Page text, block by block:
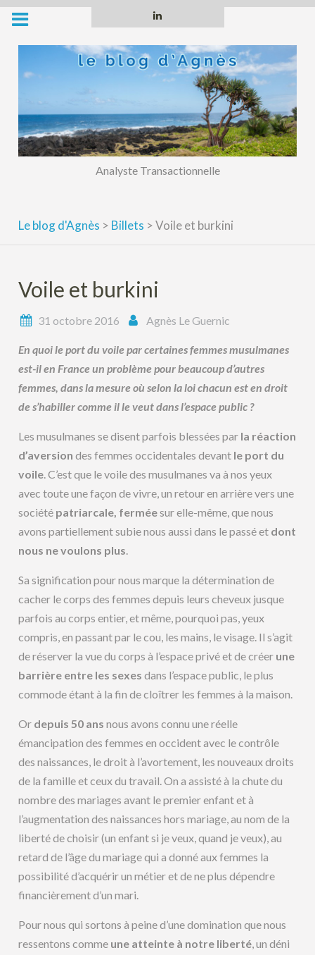
Skip
content
Analyste Transactionnelle
Le blog d'Agnès > Billets >Voile et burkini
Voile et burkini
31 octobre 2016 Agnès Le Guernic
En quoi le port du voile par certaines femmes musulmanes
est-il en France un problème pour beaucoup d’autres
femmes, dans la mesure où selon la loi chacun est en droit
de s’habiller comme il le veut dans l’espace public ?
Les musulmanes se disent parfois blessées par la réaction
d’aversion des femmes occidentales devant le port du
voile. C’est que le voile des musulmanes va à nos yeux
avec toute une façon de vivre, un retour en arrière vers une
société patriarcale, ferméesur elle-même, que nous
avons partiellement subie nous aussi dans le passé et dont
nous ne voulons plus.
Sa signification pour nous marque la détermination de
cacher le corps des femmes depuis leurs cheveux jusque
parfois au corps entier, et même, pourquoi pas, yeux
compris, en passant par le cou, les mains, le visage. Il s’agit
de réserver la vue du corps à l’espace privé et de créer une
barrière entre les sexes dans l’espace public, le plus
commode étant à la fin de cloîtrer les femmes à la maison.
Or depuis 50 ans nous avons connu une réelle
émancipation des femmes en occident avec le contrôle
des naissances, le droit à l’avortement, les nouveaux droits
de la famille et ceux du travail. On a assisté à la chute du
nombre des mariages avant le premier enfant et à
l’augmentation des naissances hors mariage, au nom de la
liberté de choisir (un enfant si je veux, quand je veux), au
retard de l’âge du mariage qui a donné aux femmes la
possibilité d’acquérir un métier et de ne plus dépendre
financièrement d’un mari.
Pour nous qui sortons à peine d’une domination que nous
ressentons comme une atteinte à notre liberté, un déni